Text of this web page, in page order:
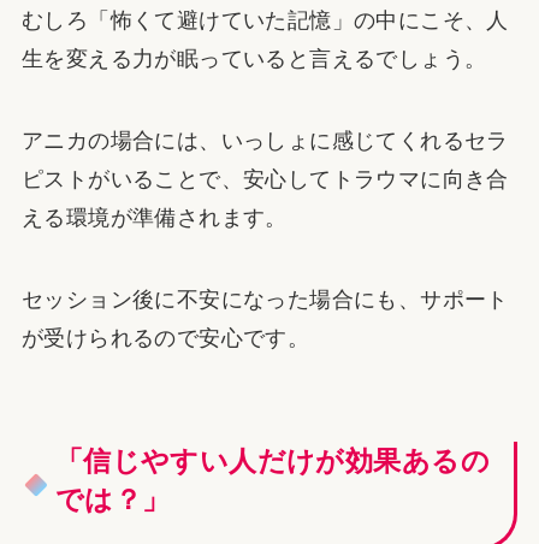
むしろ「怖くて避けていた記憶」の中にこそ、人
生を変える力が眠っていると言えるでしょう。
アニカの場合には、いっしょに感じてくれるセラ
ピストがいることで、安心してトラウマに向き合
える環境が準備されます。
セッション後に不安になった場合にも、サポート
が受けられるので安心です。
「信じやすい人だけが効果あるの
では？」